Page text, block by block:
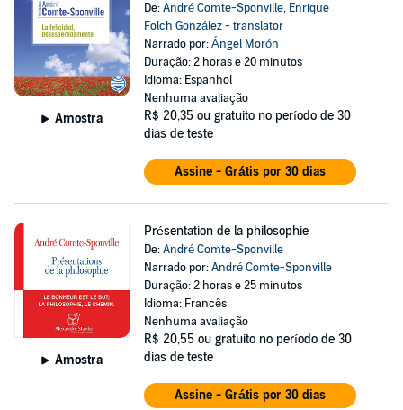
Amostra
De:André Comte-Sponville, Enrique
Folch González - translator
Narrado por:Ángel Morón
Duração: 2 horas e 20 minutos
Idioma: Espanhol
Nenhuma avaliação
R$ 20,35 ou gratuito no período de 30
dias de teste
Assine - Grátis por 30 dias
Amostra
Présentation de la philosophie
De:André Comte-Sponville
Narrado por:André Comte-Sponville
Duração: 2 horas e 25 minutos
Idioma: Francês
Nenhuma avaliação
R$ 20,55 ou gratuito no período de 30
dias de teste
Assine - Grátis por 30 dias